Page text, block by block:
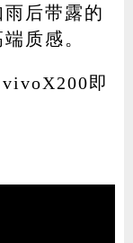
后带露的
质感。